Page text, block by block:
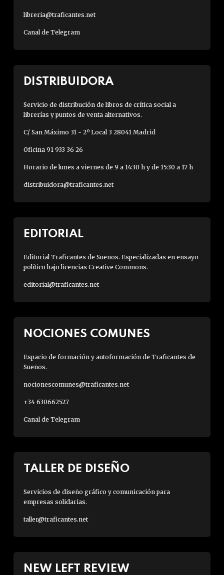
libreria@traficantes.net
Canal de Telegram
DISTRIBUIDORA
Servicio de distribución de libros de crítica social a
librerías y puntos de venta alternativos.
C/ San Máximo 31 - 2º Local 3 28041 Madrid
Oficina 91 933 36 26
Horario de lunes a viernes de 9 a 14:30 h y de 15:30 a 17 h
distribuidora@traficantes.net
EDITORIAL
Editorial Traficantes de Sueños. Especializadas en ensayo
político bajo licencias Creative Commons.
editorial@traficantes.net
NOCIONES COMUNES
Espacio de formación y autoformación de Traficantes de
Sueños.
nocionescomunes@traficantes.net
+34 630662527
Canal de Telegram
TALLER DE DISEÑO
Servicios de diseño gráfico y comunicación para
empresas solidarias.
taller@traficantes.net
NEW LEFT REVIEW